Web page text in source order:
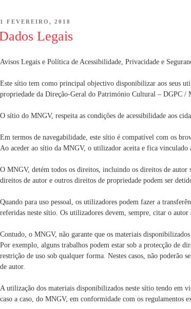
POSTED
1 FEVEREIRO, 2018
Legais
Avisos Legais e Política de Acessibilidade, Privacidade e
Este sítio tem como principal objectivo disponibilizar aos seus
propriedade da Direção-Geral do Património Cultural – DGPC /
O sítio do MNGV, respeita as condições de acessibilidade aos
Em termos de navegabilidade, este sítio é compatível com os
Ao aceder ao sítio da MNGV, o utilizador aceita e fica vinculado
O MNGV, detém todos os direitos, incluindo os direitos de autor
direitos de autor e outros direitos de propriedade podem ser
Quando para uso pessoal, os utilizadores podem fazer a
referidas neste sítio. Os utilizadores devem, sempre, citar o
Contudo, o MNGV, não garante que os materiais
Por exemplo, alguns trabalhos podem estar sob a protecção de
restrição de uso sob qualquer forma. Nestes casos, não poderão
de autor.
A utilização dos materiais disponibilizados neste sítio tendo em
caso a caso, do MNGV, em conformidade com os regulamentos